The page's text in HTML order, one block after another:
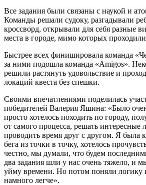
Все задания были связаны с наукой и
Команды решали судоку, разгадывали
кроссворд, открывали для себя разные
места в городе, мимо которых
Быстрее всех финишировала команда
за ними подошла команда «Amigos».
решили растянуть удовольствие и
локаций квеста без спешки.
Своими впечатлениями поделилась
победителей Валерия Яшина: «Было
просто хотелось походить по городу,
от самого процесса, решать интересные
проводить время друг с другом. Я была
бега из точки в точку, хотелось
честно, мы думали, что будем
два задания шли у нас очень тяжело, и
уйму времени. Но потом поняли логику
намного легче».